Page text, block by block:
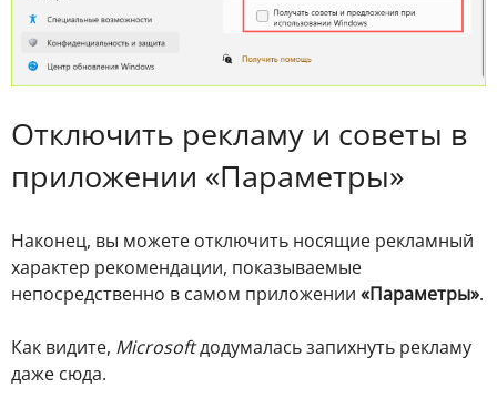
Отключить рекламу и советы в
приложении «Параметры»
Наконец, вы можете отключить носящие рекламный
характер рекомендации, показываемые
непосредственно в самом приложении «Параметры».
Как видите, Microsoftдодумалась запихнуть рекламу
даже сюда.